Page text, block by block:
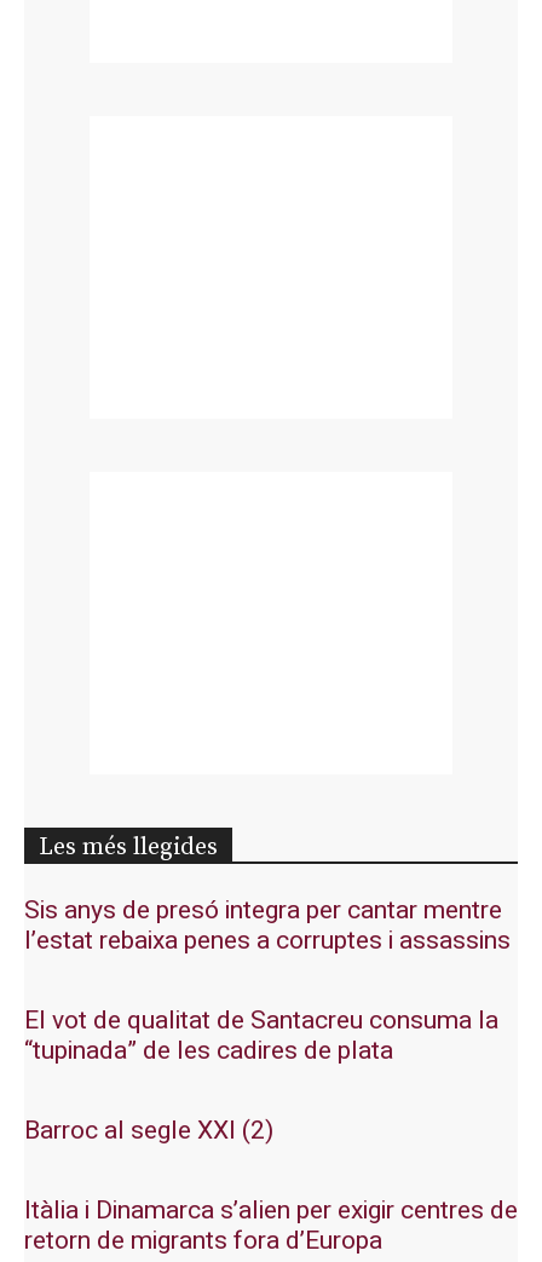
Les més llegides
Sis anys de presó integra per cantar mentre
l’estat rebaixa penes a corruptes i assassins
El vot de qualitat de Santacreu consuma la
“tupinada” de les cadires de plata
Barroc al segle XXI (2)
Itàlia i Dinamarca s’alien per exigir centres de
retorn de migrants fora d’Europa